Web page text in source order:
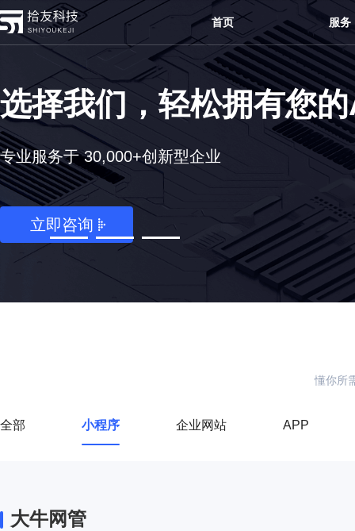
首页 服务
懂你所
全部 小程序 企业网站 APP
大牛网管